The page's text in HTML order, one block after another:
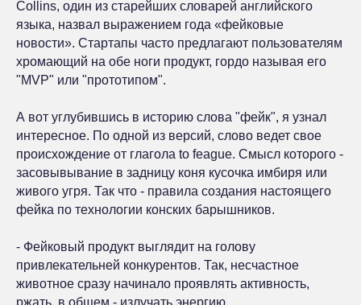
Collins, один из старейших словарей английского
языка, назвал выражением года «фейковые
новости». Стартапы часто предлагают пользователям
хромающий на обе ноги продукт, гордо называя его
"MVP" или "прототипом".
А вот углубившись в историю слова "фейк", я узнал
интересное. По одной из версий, слово ведет свое
происхождение от глагола to feague. Смысл которого -
засовывывание в задницу коня кусочка имбиря или
живого угря. Так что - правила создания настоящего
фейка по технологии конских барышников.
- Фейковый продукт выглядит на голову
привлекательней конкурентов. Так, несчастное
животное сразу начинало проявлять активность,
ржать, в общем - излучать энергию.